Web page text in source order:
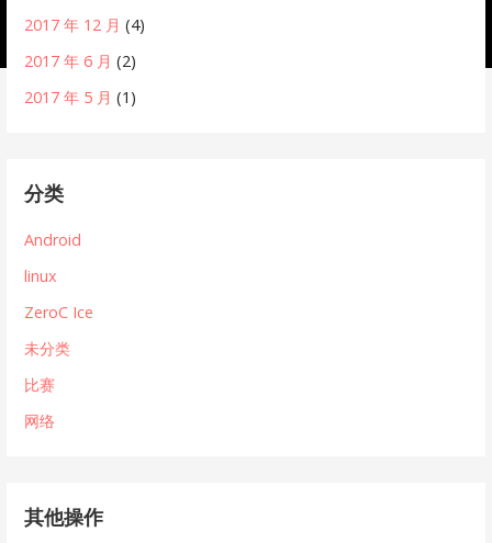
2017 年 12 月 (4)
2017 年 6 月 (2)
2017 年 5 月 (1)
分类
Android
linux
ZeroC Ice
未分类
比赛
网络
其他操作